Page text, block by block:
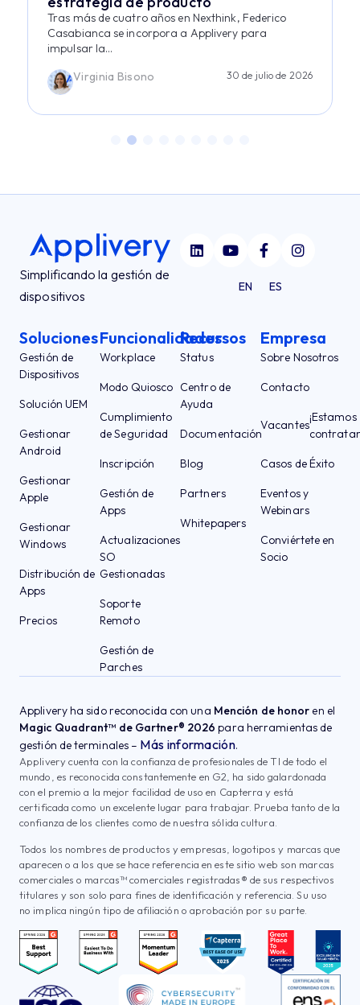
Tras más de cuatro años en Nexthink, Federico
Casabianca se incorpora a Applivery para
impulsar la...
Virginia Bisono
30 de julio de 2026
Simplificando la gestión de
dispositivos
EN ES
Soluciones
Gestión de
Dispositivos
Solución UEM
Gestionar
Android
Gestionar
Apple
Gestionar
Windows
Distribución de
Apps
Precios
Funcionalidades
Workplace
Modo Quiosco
Cumplimiento
de Seguridad
Inscripción
Gestión de
Apps
Actualizaciones
SO
Gestionadas
Soporte
Remoto
Gestión de
Parches
Recursos
Status
Centro de
Ayuda
Documentación
Blog
Partners
Whitepapers
Empresa
Sobre Nosotros
Contacto
Vacantes
¡Estamos
Casos de Éxito
Eventos y
Webinars
Conviértete en
Socio
Applivery ha sido reconocida con una Mención de honor en el
Magic Quadrant™ de Gartner® 2026 para herramientas de
gestión de terminales – Más información.
Applivery cuenta con la confianza de profesionales de TI de todo el
mundo, es reconocida constantemente en G2, ha sido galardonada
con el premio a la mejor facilidad de uso en Capterra y está
certificada como un excelente lugar para trabajar. Prueba tanto de la
confianza de los clientes como de nuestra sólida cultura.
Todos los nombres de productos y empresas, logotipos y marcas que
aparecen o a los que se hace referencia en este sitio web son marcas
comerciales o marcas™ comerciales registradas® de sus respectivos
titulares y son solo para fines de identificación y referencia. Su uso
no implica ningún tipo de afiliación o aprobación por su parte.